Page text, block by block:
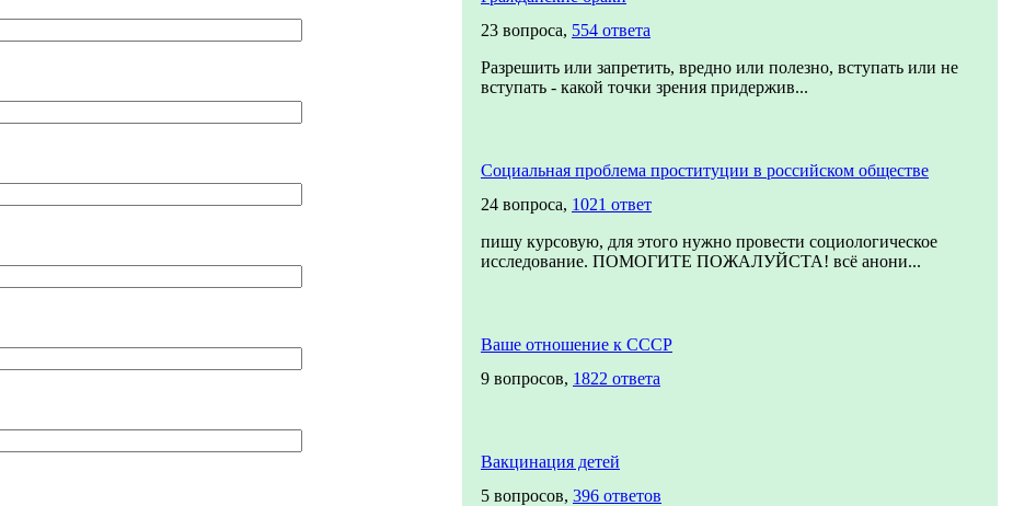
23 вопроса, 554 ответа
Разрешить или запретить, вредно или полезно, вступать или не
вступать - какой точки зрения придержив...
Социальная проблема проституции в российском обществе
24 вопроса, 1021 ответ
пишу курсовую, для этого нужно провести социологическое
исследование. ПОМОГИТЕ ПОЖАЛУЙСТА! всё анони...
Ваше отношение к СССР
9 вопросов, 1822 ответа
Вакцинация детей
5 вопросов, 396 ответов